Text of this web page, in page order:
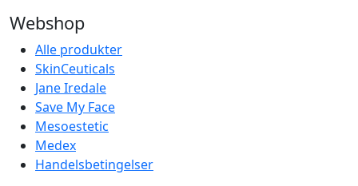
Webshop
Alle produkter
SkinCeuticals
Jane Iredale
Save My Face
Mesoestetic
Medex
Handelsbetingelser